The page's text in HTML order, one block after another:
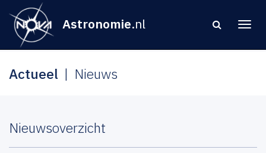
Astronomie.nl
Actueel Nieuws
Nieuwsoverzicht